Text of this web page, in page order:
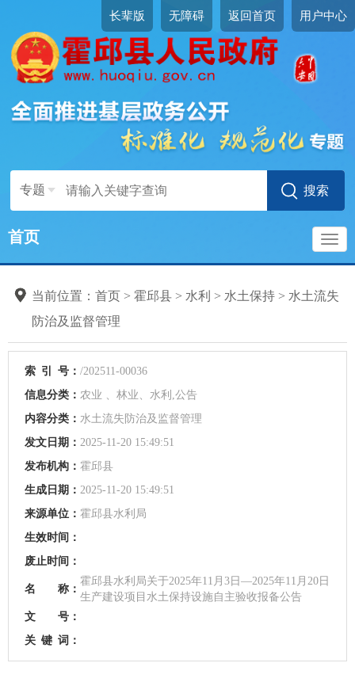
长辈版 无障碍 返回首页 用户中心
专题
首页
当前位置： 首页 > 霍邱县 > 水利 > 水土保持 > 水土流失
防治及监督管理
索 引 号： /202511-00036
信息分类： 农业 、林业、水利,公告
内容分类： 水土流失防治及监督管理
发文日期： 2025-11-20 15:49:51
发布机构： 霍邱县
生成日期： 2025-11-20 15:49:51
来源单位： 霍邱县水利局
生效时间：
废止时间：
名 称：
霍邱县水利局关于2025年11月3日—2025年11月20日
生产建设项目水土保持设施自主验收报备公告
文 号：
关 键 词：